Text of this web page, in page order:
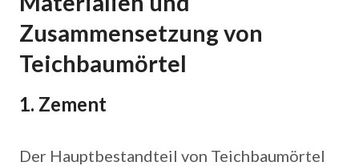
Zusammensetzung von
Teichbaumörtel
1. Zement
Der Hauptbestandteil von Teichbaumörtel